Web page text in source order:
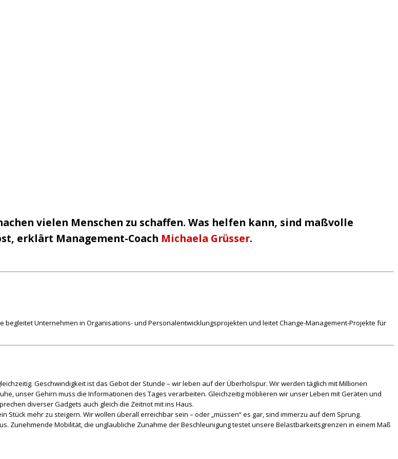
vielen Menschen zu schaffen. Was helfen kann, sind maßvolle
erklärt Management-Coach Michaela Grüsser.
begleitet Unternehmen in Organisations- und Personalentwicklungsprojekten und leitet Change-Management-Projekte für
Geschwindigkeit ist das Gebot der Stunde – wir leben auf der Überholspur. Wir werden täglich mit Millionen
unser Gehirn muss die Informationen des Tages verarbeiten. Gleichzeitig möblieren wir unser Leben mit Geräten und
diverser Gadgets auch gleich die Zeitnot mit ins Haus.
mehr zu steigern. Wir wollen überall erreichbar sein – oder „müssen“ es gar, sind immerzu auf dem Sprung.
Zunehmende Mobilität, die unglaubliche Zunahme der Beschleunigung testet unsere Belastbarkeitsgrenzen in einem Maß